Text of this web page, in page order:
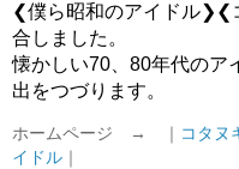
❮僕ら昭和のアイドル❯❮
合しました。
懐かしい70、80年代のア
出をつづります。
ホームページ → ｜ コタヌ
イドル ｜